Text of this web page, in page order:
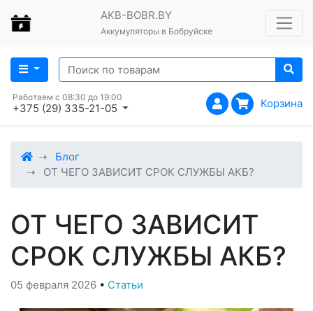
AKB-BOBR.BY
Аккумуляторы в Бобруйске
Работаем с 08:30 до 19:00
+375 (29) 335-21-05 Корзина
Блог
ОТ ЧЕГО ЗАВИСИТ СРОК СЛУЖБЫ АКБ?
ОТ ЧЕГО ЗАВИСИТ
СРОК СЛУЖБЫ АКБ?
05 февраля 2026 • Статьи